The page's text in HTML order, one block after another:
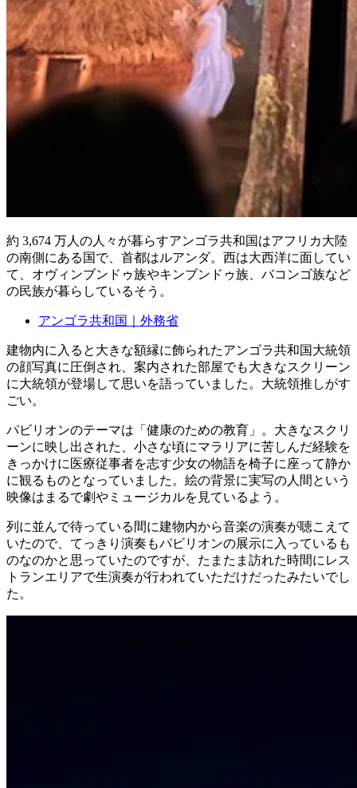
約 3,674 万人の人々が暮らすアンゴラ共和国はアフリカ大陸
の南側にある国で、首都はルアンダ。西は大西洋に面してい
て、オヴィンブンドゥ族やキンブンドゥ族、バコンゴ族など
の民族が暮らしているそう。
アンゴラ共和国｜外務省
建物内に入ると大きな額縁に飾られたアンゴラ共和国大統領
の顔写真に圧倒され、案内された部屋でも大きなスクリーン
に大統領が登場して思いを語っていました。大統領推しがす
ごい。
パビリオンのテーマは「健康のための教育」。大きなスクリ
ーンに映し出された、小さな頃にマラリアに苦しんだ経験を
きっかけに医療従事者を志す少女の物語を椅子に座って静か
に観るものとなっていました。絵の背景に実写の人間という
映像はまるで劇やミュージカルを見ているよう。
列に並んで待っている間に建物内から音楽の演奏が聴こえて
いたので、てっきり演奏もパビリオンの展示に入っているも
のなのかと思っていたのですが、たまたま訪れた時間にレス
トランエリアで生演奏が行われていただけだったみたいでし
た。